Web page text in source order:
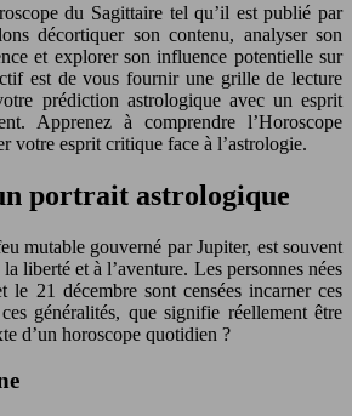
du Sagittaire tel qu’il est publié par
décortiquer son contenu, analyser son
et explorer son influence potentielle sur
est de vous fournir une grille de lecture
prédiction astrologique avec un esprit
Apprenez à comprendre l’Horoscope
votre esprit critique face à l’astrologie.
portrait astrologique
mutable gouverné par Jupiter, est souvent
liberté et à l’aventure. Les personnes nées
le 21 décembre sont censées incarner ces
généralités, que signifie réellement être
d’un horoscope quotidien ?